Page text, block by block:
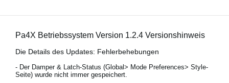
Support
Händlersuche
Shop
Pa4X Betriebssystem Version 1.2.4 Versionshinweis
Die Details des Updates: Fehlerbehebungen
- Der Damper & Latch-Status (Global> Mode Preferences> Style-
Seite) wurde nicht immer gespeichert.